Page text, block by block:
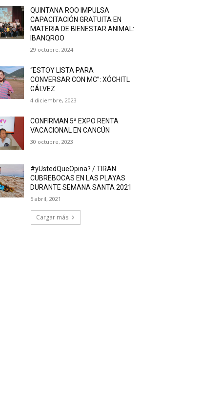
QUINTANA ROO IMPULSA
CAPACITACIÓN GRATUITA EN
MATERIA DE BIENESTAR ANIMAL:
IBANQROO
29 octubre, 2024
“ESTOY LISTA PARA
CONVERSAR CON MC”: XÓCHITL
GÁLVEZ
4 diciembre, 2023
CONFIRMAN 5ª EXPO RENTA
VACACIONAL EN CANCÚN
30 octubre, 2023
#yUstedQueOpina? / TIRAN
CUBREBOCAS EN LAS PLAYAS
DURANTE SEMANA SANTA 2021
5 abril, 2021
Cargar más